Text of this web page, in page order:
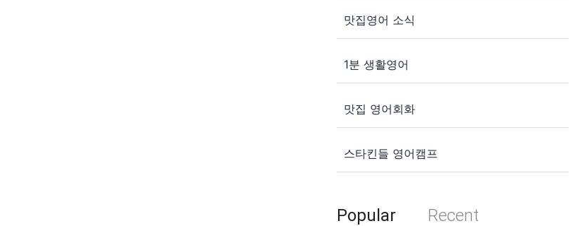
맛집영어 소식
1분 생활영어
맛집 영어회화
스타킨들 영어캠프
Popular Recent